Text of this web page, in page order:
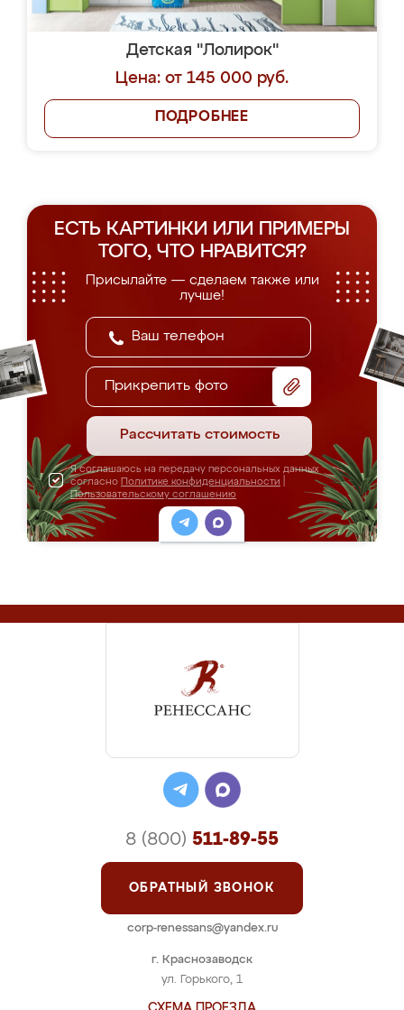
Детская "Лолирок"
Цена: от 145 000 руб.
ПОДРОБНЕЕ
ЕСТЬ КАРТИНКИ ИЛИ ПРИМЕРЫ
ТОГО, ЧТО НРАВИТСЯ?
Присылайте — сделаем также или
лучше!
Прикрепить фото
Рассчитать стоимость
Я соглашаюсь на передачу персональных данных
согласно Политике конфиденциальности
Пользовательскому соглашению
г. Краснозаводск
ул. Горького, 1
8 (800) 511-89-55
ОБРАТНЫЙ ЗВОНОК
corp-renessans@yandex.ru